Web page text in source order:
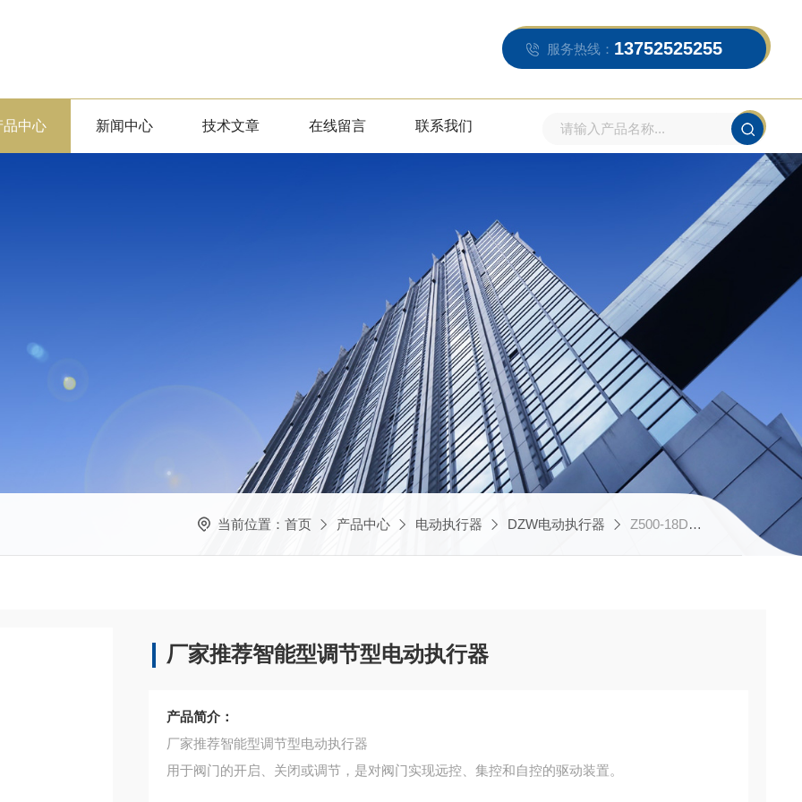
服务热线： 13752525255
品中心 新闻中心 技术文章 在线留言 联系我们
当前位置： 首页 产品中心 电动执行器 DZW电动执行器 Z500-18DSI厂家推荐智能型调节型电动执行器
厂家推荐智能型调节型电动执行器
产品简介：
厂家推荐智能型调节型电动执行器
用于阀门的开启、关闭或调节，是对阀门实现远控、集控和自控的驱动装置。